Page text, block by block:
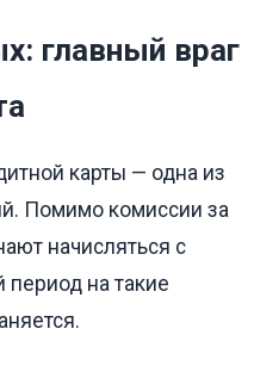
главный враг
карты — одна из
Помимо комиссии за
начисляться с
период на такие